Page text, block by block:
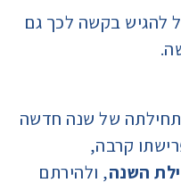
להגיש בקשה לכך גם
של שנה חדשה
קרבה,
השנה, ולהירתם